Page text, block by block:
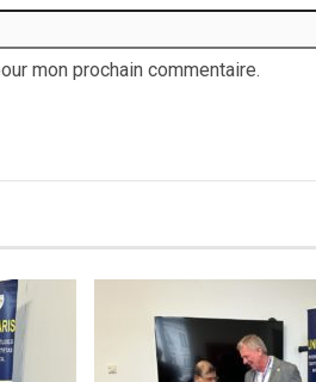
mon prochain commentaire.